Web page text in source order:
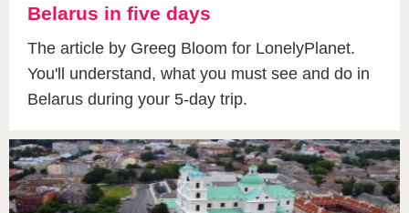
Belarus in five days
The article by Greeg Bloom for LonelyPlanet.
You'll understand, what you must see and do in
Belarus during your 5-day trip.